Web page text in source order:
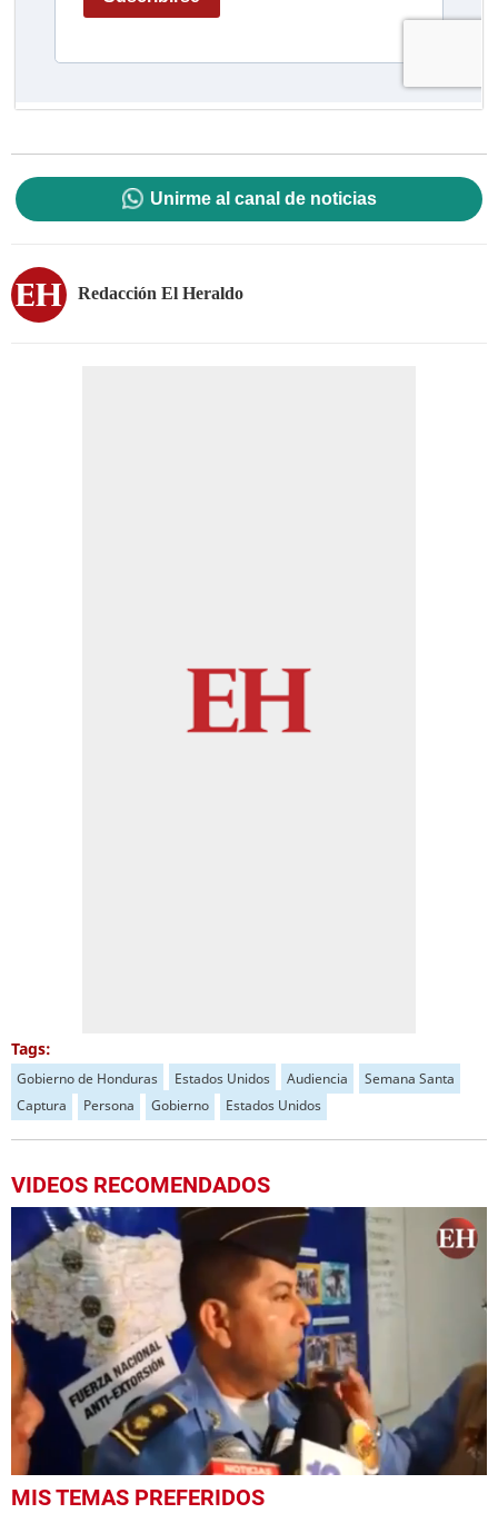
Unirme al canal de noticias
Redacción El Heraldo
Tags:
Gobierno de Honduras Estados Unidos Audiencia
Semana Santa
Captura
Persona Gobierno Estados Unidos
VIDEOS RECOMENDADOS
seconds
MIS TEMAS PREFERIDOS